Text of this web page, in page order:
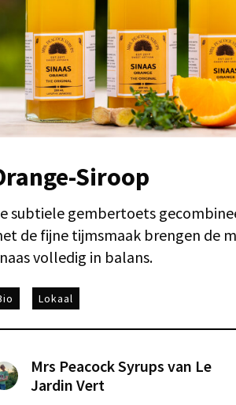
Siroop
subtiele gembertoets
de fijne tijmsmaak brengen de
volledig in balans.
Lokaal
Mrs Peacock Syrups van Le
Jardin Vert